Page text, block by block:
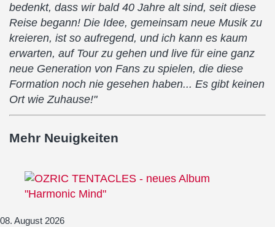
bedenkt, dass wir bald 40 Jahre alt sind, seit diese
Reise begann! Die Idee, gemeinsam neue Musik zu
kreieren, ist so aufregend, und ich kann es kaum
erwarten, auf Tour zu gehen und live für eine ganz
neue Generation von Fans zu spielen, die diese
Formation noch nie gesehen haben... Es gibt keinen
Ort wie Zuhause!"
Mehr Neuigkeiten
08. August 2026